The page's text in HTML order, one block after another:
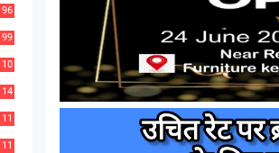
96
99
10
14
11
11